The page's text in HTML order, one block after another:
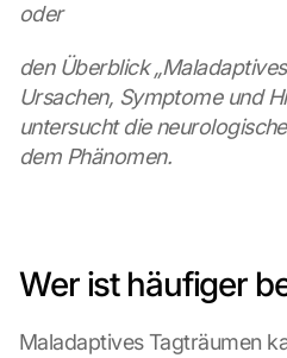
oder
den Überblick
Ursachen, Symptome und
untersucht die
dem Phänomen.
Wer ist häufiger
Maladaptives Tagträumen